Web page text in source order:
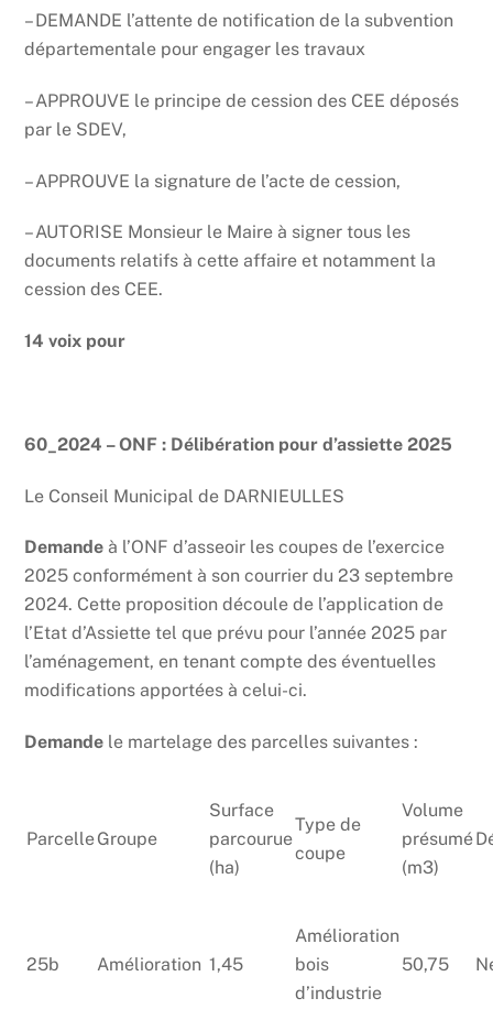
– DEMANDE l’attente de notification de la subvention
départementale pour engager les travaux
– APPROUVE le principe de cession des CEE déposés
par le SDEV,
– APPROUVE la signature de l’acte de cession,
– AUTORISE Monsieur le Maire à signer tous les
documents relatifs à cette affaire et notamment la
cession des CEE.
14 voix pour
60_2024 – ONF : Délibération pour d’assiette 2025
Le Conseil Municipal de DARNIEULLES
Demande à l’ONF d’asseoir les coupes de l’exercice
2025 conformément à son courrier du 23 septembre
2024. Cette proposition découle de l’application de
l’Etat d’Assiette tel que prévu pour l’année 2025 par
l’aménagement, en tenant compte des éventuelles
modifications apportées à celui-ci.
Demande le martelage des parcelles suivantes :
ParcelleGroupe
Surface
parcourue
(ha)
Type de
coupe
Volume
présumé
(m3)
25b Amélioration 1,45
Amélioration
bois
d’industrie
50,75